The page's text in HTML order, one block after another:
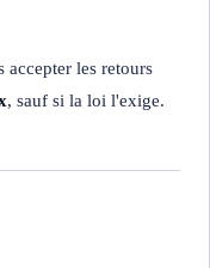
accepter les retours
, sauf si la loi l'exige.